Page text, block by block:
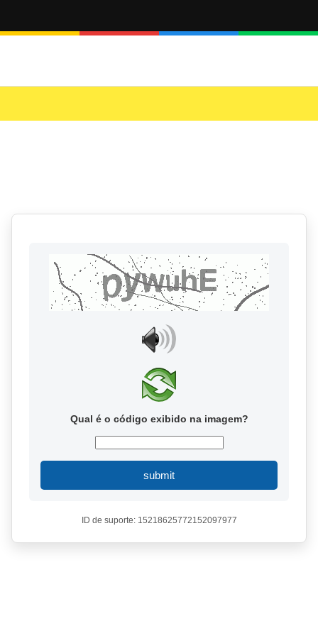
Qual é o código exibido na imagem?
submit
ID de suporte: 15218625772152097977